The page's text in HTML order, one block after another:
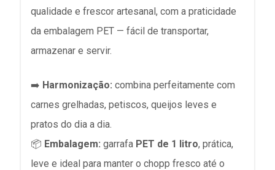
qualidade e frescor artesanal, com a praticidade
da embalagem PET — fácil de transportar,
armazenar e servir.
➡️ Harmonização: combina perfeitamente com
carnes grelhadas, petiscos, queijos leves e
pratos do dia a dia.
📦 Embalagem: garrafa PET de 1 litro, prática,
leve e ideal para manter o chopp fresco até o